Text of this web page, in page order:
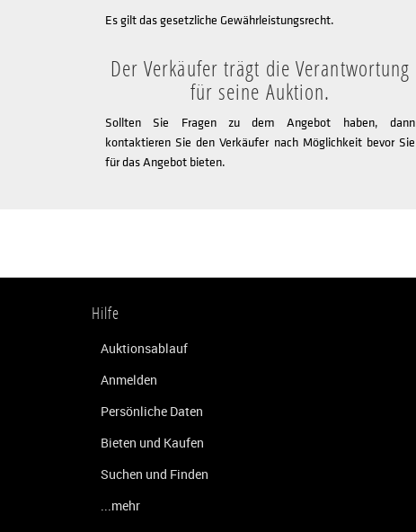
Es gilt das gesetzliche Gewährleistungsrecht.
Der Verkäufer trägt die Verantwortung
für seine Auktion.
Sollten Sie Fragen zu dem Angebot haben, dann
kontaktieren Sie den Verkäufer nach Möglichkeit bevor Sie
für das Angebot bieten.
Hilfe
Auktionsablauf
Anmelden
Persönliche Daten
Bieten und Kaufen
Suchen und Finden
...mehr